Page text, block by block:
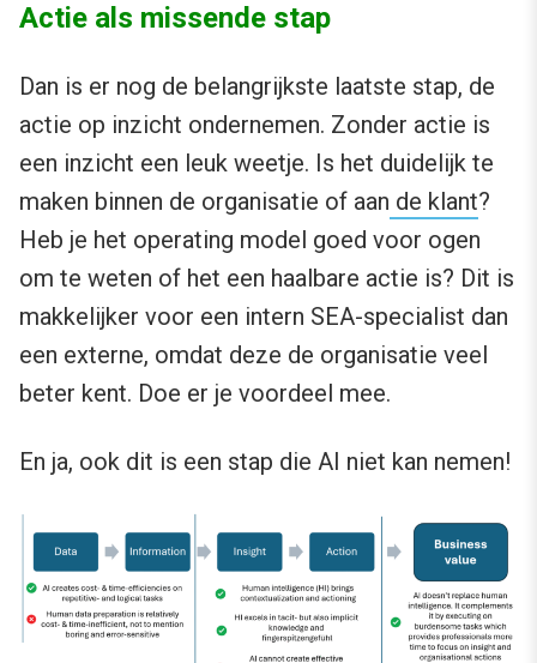
Actie als missende stap
Dan is er nog de belangrijkste laatste stap, de
actie op inzicht ondernemen. Zonder actie is
een inzicht een leuk weetje. Is het duidelijk te
maken binnen de organisatie of aan de klant?
Heb je het operating model goed voor ogen
om te weten of het een haalbare actie is? Dit is
makkelijker voor een intern SEA-specialist dan
een externe, omdat deze de organisatie veel
beter kent. Doe er je voordeel mee.
En ja, ook dit is een stap die AI niet kan nemen!